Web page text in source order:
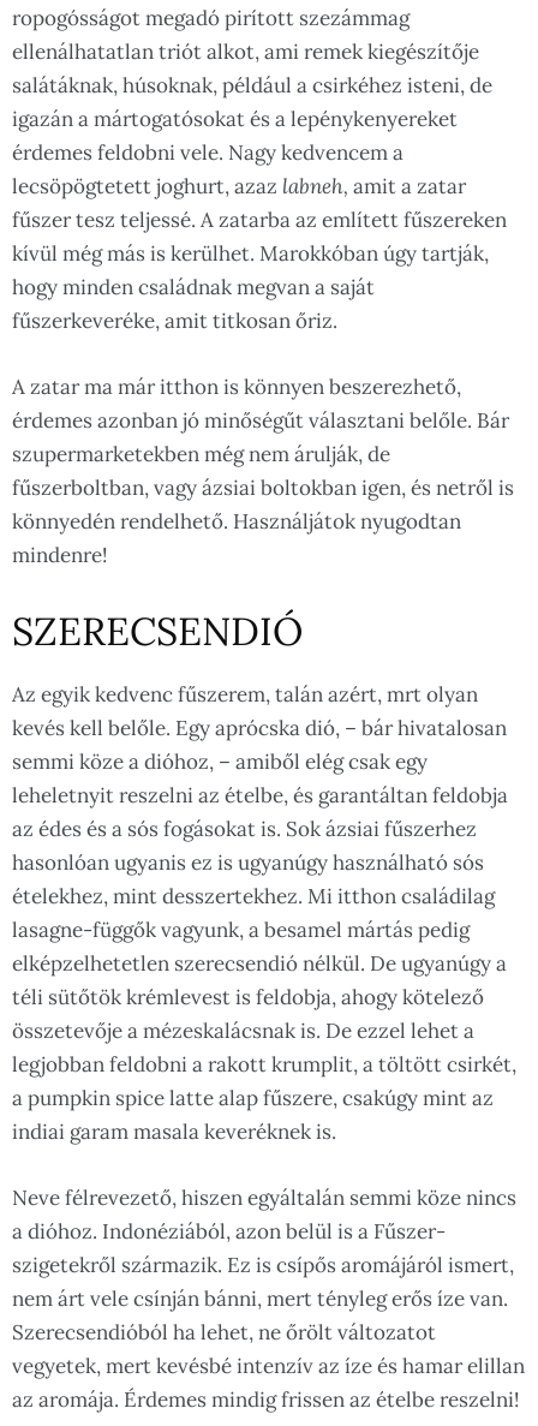
ropogósságot megadó pirított szezámmag
ellenálhatatlan triót alkot, ami remek kiegészítője
salátáknak, húsoknak, például a csirkéhez isteni, de
igazán a mártogatósokat és a lepénykenyereket
érdemes feldobni vele. Nagy kedvencem a
lecsöpögtetett joghurt, azaz labneh, amit a zatar
fűszer tesz teljessé. A zatarba az említett fűszereken
kívül még más is kerülhet. Marokkóban úgy tartják,
hogy minden családnak megvan a saját
fűszerkeveréke, amit titkosan őriz.
A zatar ma már itthon is könnyen beszerezhető,
érdemes azonban jó minőségűt választani belőle. Bár
szupermarketekben még nem árulják, de
fűszerboltban, vagy ázsiai boltokban igen, és netről is
könnyedén rendelhető. Használjátok nyugodtan
mindenre!
SZERECSENDIÓ
Az egyik kedvenc fűszerem, talán azért, mrt olyan
kevés kell belőle. Egy aprócska dió, – bár hivatalosan
semmi köze a dióhoz, – amiből elég csak egy
leheletnyit reszelni az ételbe, és garantáltan feldobja
az édes és a sós fogásokat is. Sok ázsiai fűszerhez
hasonlóan ugyanis ez is ugyanúgy használható sós
ételekhez, mint desszertekhez. Mi itthon családilag
lasagne-függők vagyunk, a besamel mártás pedig
elképzelhetetlen szerecsendió nélkül. De ugyanúgy a
téli sütőtök krémlevest is feldobja, ahogy kötelező
összetevője a mézeskalácsnak is. De ezzel lehet a
legjobban feldobni a rakott krumplit, a töltött csirkét,
a pumpkin spice latte alap fűszere, csakúgy mint az
indiai garam masala keveréknek is.
Neve félrevezető, hiszen egyáltalán semmi köze nincs
a dióhoz. Indonéziából, azon belül is a Fűszer-
szigetekről származik. Ez is csípős aromájáról ismert,
nem árt vele csínján bánni, mert tényleg erős íze van.
Szerecsendióból ha lehet, ne őrölt változatot
vegyetek, mert kevésbé intenzív az íze és hamar elillan
az aromája. Érdemes mindig frissen az ételbe reszelni!